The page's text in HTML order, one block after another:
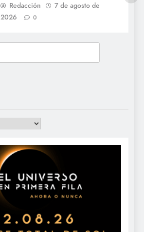
Redacción
7 de agosto de
2026
0